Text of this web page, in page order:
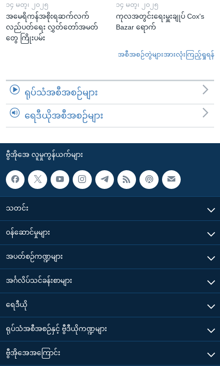
၁၄ မတ္၊ ၂၀၂၅
အမေရိကန်အစိုးရဆက်လက်
လည်ပတ်ရေး လွှတ်တော်အမတ်
တွေ ကြိုးပမ်း
၁၄ မတ္၊ ၂၀၂၅
ကုလအတွင်းရေးမှူးချုပ် Cox's
Bazar ရောက်
အစီအစဉ်တွဲများအားလုံးကြည့်ရှုရန်
ရုပ်သံအစီအစဉ်များ
ရေဒီယိုအစီအစဉ်များ
ဗွီအိုအေ လူမှုကွန်ယက်များ
သတင်း
၀န်ဆောင်မှုများ
အပတ်စဉ်ကဏ္ဍများ
အင်္ဂလိပ်သင်ခန်းစာများ
ရေဒီယို
ရုပ်သံအစီအစဉ်နှင့် ဗွီဒီယိုကဏ္ဍများ
ဗွီအိုအေအကြောင်း